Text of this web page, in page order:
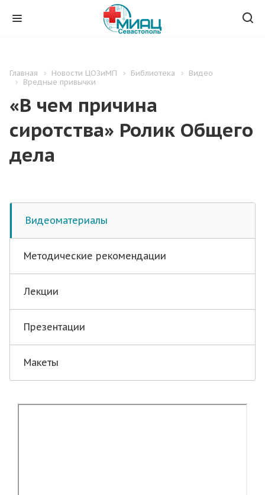
Главная Новости ЦОЗиМП Библиотека
Видео
Вредные привычки
«В чем причина
сиротства» Ролик Общего
дела
Видеоматериалы
Методические рекомендации
Лекции
Презентации
Макеты